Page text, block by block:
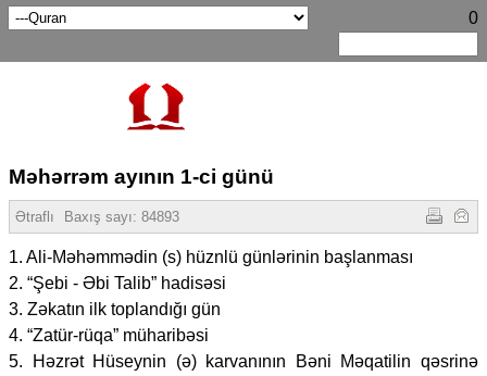
0
Məhərrəm ayının 1-ci günü
Ətraflı Baxış sayı: 84893
1. Ali-Məhəmmədin (s) hüznlü günlərinin başlanması
2. “Şebi - Əbi Talib” hadisəsi
3. Zəkatın ilk toplandığı gün
4. “Zatür-rüqa” müharibəsi
5. Həzrət Hüseynin (ə) karvanının Bəni Məqatilin qəsrinə